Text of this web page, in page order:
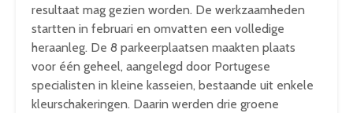
resultaat mag gezien worden. De werkzaamheden
startten in februari en omvatten een volledige
heraanleg. De 8 parkeerplaatsen maakten plaats
voor één geheel, aangelegd door Portugese
specialisten in kleine kasseien, bestaande uit enkele
kleurschakeringen. Daarin werden drie groene